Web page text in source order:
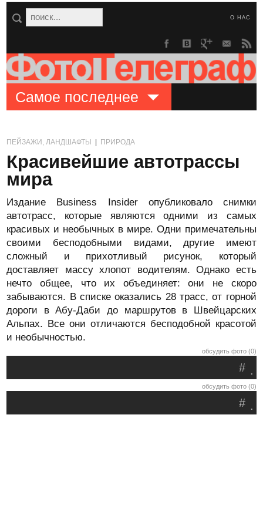
О НАС
Самое последнее
ПЕЙЗАЖИ, ЛАНДШАФТЫ ПРИРОДА
Красивейшие автотрассы
мира
Издание Business Insider опубликовало снимки
автотрасс, которые являются одними из самых
красивых и необычных в мире. Одни примечательны
своими бесподобными видами, другие имеют
сложный и прихотливый рисунок, который
доставляет массу хлопот водителям. Однако есть
нечто общее, что их объединяет: они не скоро
забываются. В списке оказались 28 трасс, от горной
дороги в Абу-Даби до маршрутов в Швейцарских
Альпах. Все они отличаются бесподобной красотой
и необычностью.
обсудить фото (0)
.
#
обсудить фото (0)
.
#